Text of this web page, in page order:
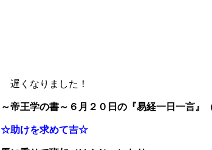
遅くなりました！
～帝王学の書～６月２０日の『易経一日一言』
☆助けを求めて吉☆